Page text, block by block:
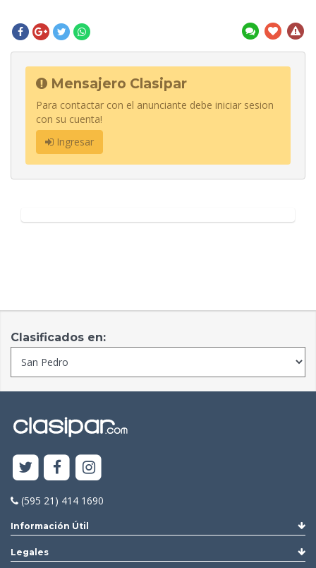
Mensajero Clasipar
Para contactar con el anunciante debe iniciar sesion
con su cuenta!
Ingresar
Clasificados en:
(595 21) 414 1690
Información Útil
Legales